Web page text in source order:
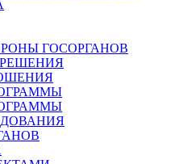
ГОСОРГАНОВ